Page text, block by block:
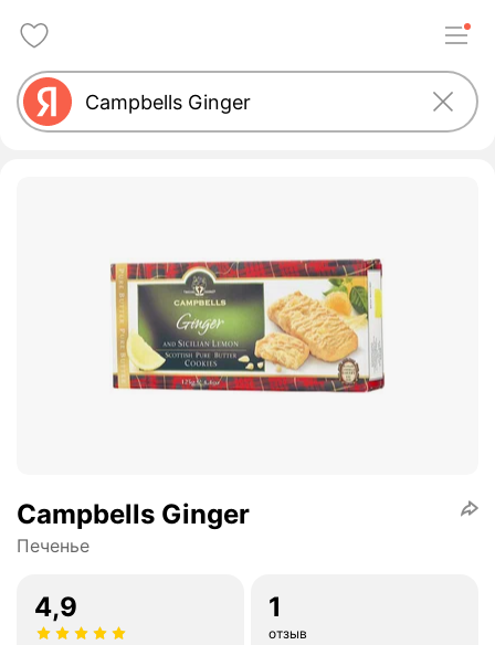
Campbells Ginger
Печенье
4,9 1
отзыв